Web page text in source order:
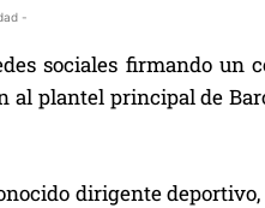
-
sociales firmando un
al plantel principal de
dirigente